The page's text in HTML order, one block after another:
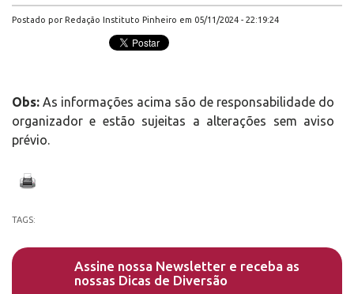
Postado por Redação Instituto Pinheiro em 05/11/2024 - 22:19:24
Obs: As informações acima são de responsabilidade do
organizador e estão sujeitas a alterações sem aviso
prévio.
TAGS:
Assine nossa Newsletter e receba as
nossas Dicas de Diversão